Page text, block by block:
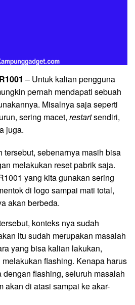
– Untuk kalian pengguna
pernah mendapati sebuah
Misalnya saja seperti
sering macet, restartsendiri,
juga.
tersebut, sebenarnya masih bisa
melakukan reset pabrik saja.
yang kita gunakan sering
di logo sampai mati total,
akan berbeda.
konteks nya sudah
itu sudah merupakan masalah
yang bisa kalian lakukan,
flashing. Kenapa harus
flashing, seluruh masalah
akan di atasi sampai ke akar-